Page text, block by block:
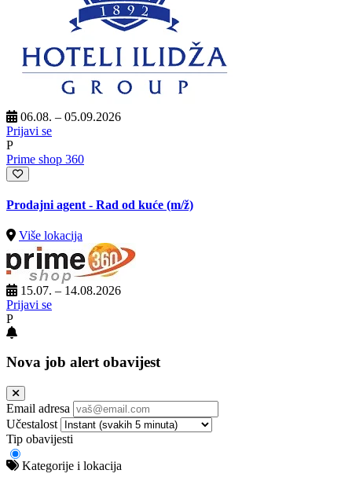
06.08. – 05.09.2026
Prijavi se
P
Prime shop 360
Prodajni agent - Rad od kuće (m/ž)
Više lokacija
15.07. – 14.08.2026
Prijavi se
P
Nova job alert obavijest
Email adresa
Učestalost
Tip obavijesti
Kategorije i lokacija